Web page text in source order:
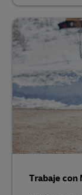
Trabaje con